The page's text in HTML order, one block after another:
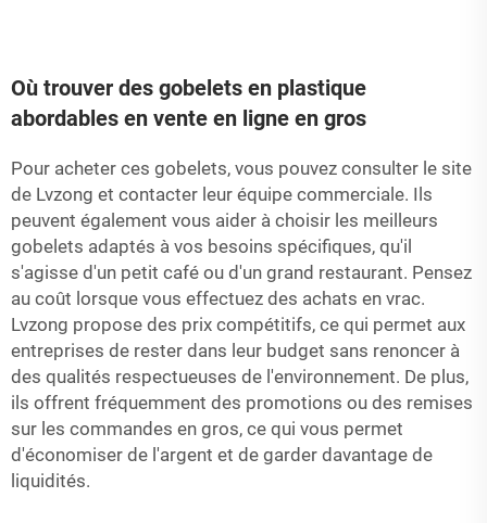
Où trouver des gobelets en plastique
abordables en vente en ligne en gros
Pour acheter ces gobelets, vous pouvez consulter le site
de Lvzong et contacter leur équipe commerciale. Ils
peuvent également vous aider à choisir les meilleurs
gobelets adaptés à vos besoins spécifiques, qu'il
s'agisse d'un petit café ou d'un grand restaurant. Pensez
au coût lorsque vous effectuez des achats en vrac.
Lvzong propose des prix compétitifs, ce qui permet aux
entreprises de rester dans leur budget sans renoncer à
des qualités respectueuses de l'environnement. De plus,
ils offrent fréquemment des promotions ou des remises
sur les commandes en gros, ce qui vous permet
d'économiser de l'argent et de garder davantage de
liquidités.